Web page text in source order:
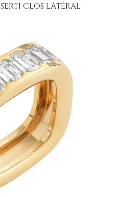
SERTI CLOS LATÉRAL